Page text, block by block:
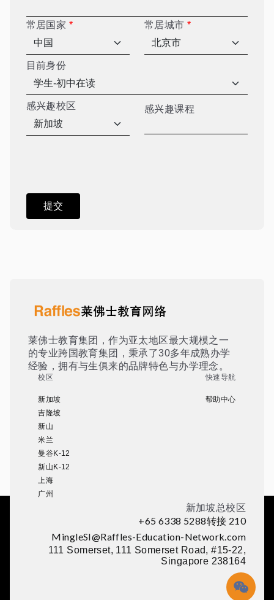
常居国家 * 常居城市*
目前身份
感兴趣校区 感兴趣课程
莱佛士教育集团，作为亚太地区最大规模之一
的专业跨国教育集团，秉承了30多年成熟办学
经验，拥有与生俱来的品牌特色与办学理念。
校区
新加坡
吉隆坡
新山
米兰
曼谷K-12
新山K-12
上海
广州
快速导航
帮助中心
新加坡总校区
+65 6338 5288转接 210
MingleSI@Raffles-Education-Network.com
111 Somerset, 111 Somerset Road, #15-22,
Singapore 238164